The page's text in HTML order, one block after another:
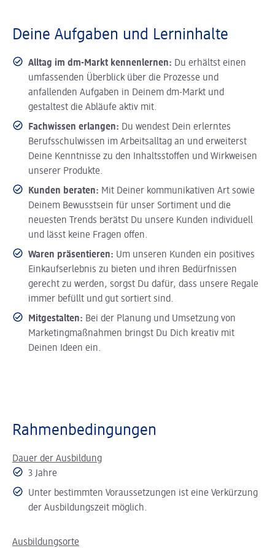
Deine Aufgaben und Lerninhalte
Alltag im dm-Markt kennenlernen: Du erhältst einen
umfassenden Überblick über die Prozesse und
anfallenden Aufgaben in Deinem dm-Markt und
gestaltest die Abläufe aktiv mit.
Fachwissen erlangen: Du wendest Dein erlerntes
Berufsschulwissen im Arbeitsalltag an und erweiterst
Deine Kenntnisse zu den Inhaltsstoffen und Wirkweisen
unserer Produkte.
Kunden beraten: Mit Deiner kommunikativen Art sowie
Deinem Bewusstsein für unser Sortiment und die
neuesten Trends berätst Du unsere Kunden individuell
und lässt keine Fragen offen.
Waren präsentieren: Um unseren Kunden ein positives
Einkaufserlebnis zu bieten und ihren Bedürfnissen
gerecht zu werden, sorgst Du dafür, dass unsere Regale
immer befüllt und gut sortiert sind.
Mitgestalten: Bei der Planung und Umsetzung von
Marketingmaßnahmen bringst Du Dich kreativ mit
Deinen Ideen ein.
Rahmenbedingungen
Dauer der Ausbildung
3 Jahre
Unter bestimmten Voraussetzungen ist eine Verkürzung
der Ausbildungszeit möglich.
Ausbildungsorte